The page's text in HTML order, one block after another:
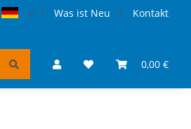
Was ist Neu Kontakt
0,00 €
VW Bulli Puzzles & Bücher